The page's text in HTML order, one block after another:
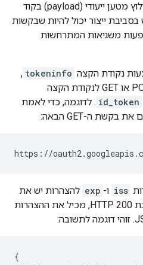
בזמן שאתם בודקים אימות וחילוץ מטען ייעודי (payload) בקוד
ייצור יכול להיות שבקשות
משגיאות המתרחשות
נקודת הקצה tokeninfo
,
צריך ליצור HTTPS בקשת POST או GET לנקודת הקצה
id_token . לדוגמה, כדי לאמת
https://
iss ו- exp להצהרות יש את
הערכים המצופים, תקבלו תגובת HTTP 200, מכיל את ההצהרות
{